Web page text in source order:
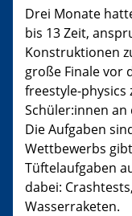
Drei Monate
bis 13 Zeit,
Konstruktionen
große Finale vor
freestyle-physics
Schüler:innen an
Die Aufgaben
Wettbewerbs
Tüftelaufgaben
dabei:
Wasserraketen.